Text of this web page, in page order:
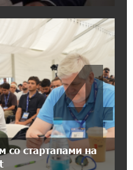
— бенефициар
одного драма» в июле
Юнибанка и
инвестиционным
о мошеннических
пенсионных фондов
со стартапами на
4